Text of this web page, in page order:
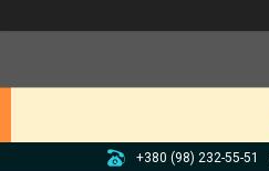
+380 (98) 232-55-51